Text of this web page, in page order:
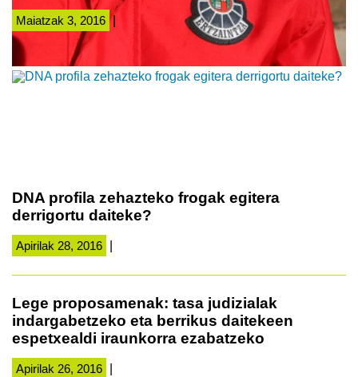
Maiatzak 3, 2016 |
DNA profila zehazteko frogak egitera
derrigortu daiteke?
Apirilak 28, 2016
Lege proposamenak: tasa judizialak
indargabetzeko eta berrikus daitekeen
espetxealdi iraunkorra ezabatzeko
Apirilak 26, 2016